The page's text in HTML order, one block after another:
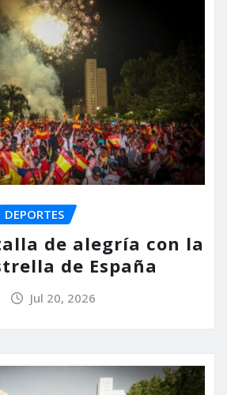
DEPORTES
de alegría con la
de España
Jul 20, 2026